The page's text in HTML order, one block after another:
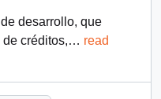
desarrollo, que
créditos,… read